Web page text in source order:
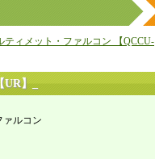
ティメット・ファルコン 【QCCU-
】_
ァルコン